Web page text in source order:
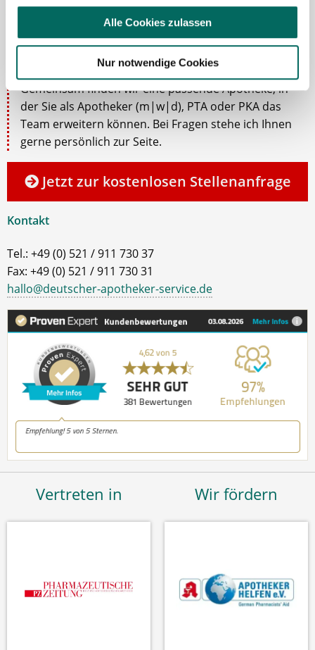
Alle Cookies zulassen
Nur notwendige Cookies
Jasmin Siebeck - Teamleitung
Ansprechpartnerin
Lassen Sie mich Ihnen bei der Stellensuche helfen.
Gemeinsam finden wir eine passende Apotheke, in
der Sie als Apotheker (m|w|d), PTA oder PKA das
Team erweitern können. Bei Fragen stehe ich Ihnen
gerne persönlich zur Seite.
Jetzt zur kostenlosen Stellenanfrage
Kontakt
Tel.: +49 (0) 521 / 911 730 37
Fax: +49 (0) 521 / 911 730 31
hallo@deutscher-apotheker-service.de
Vertreten in Wir fördern